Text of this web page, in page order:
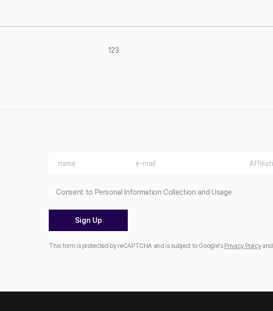
123
Consent to Personal Information Collection and Usage
Sign Up
This form is protected by reCAPTCHA and is subject to Google's Privacy Policyand